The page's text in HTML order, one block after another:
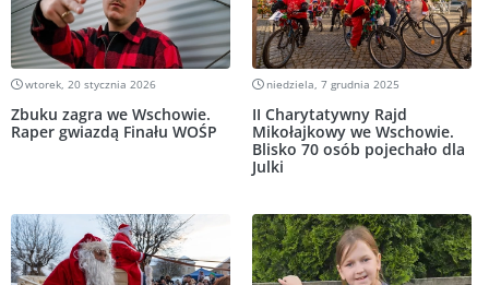
wtorek, 20 stycznia 2026
Zbuku zagra we Wschowie.
Raper gwiazdą Finału WOŚP
niedziela, 7 grudnia 2025
II Charytatywny Rajd
Mikołajkowy we Wschowie.
Blisko 70 osób pojechało dla
Julki